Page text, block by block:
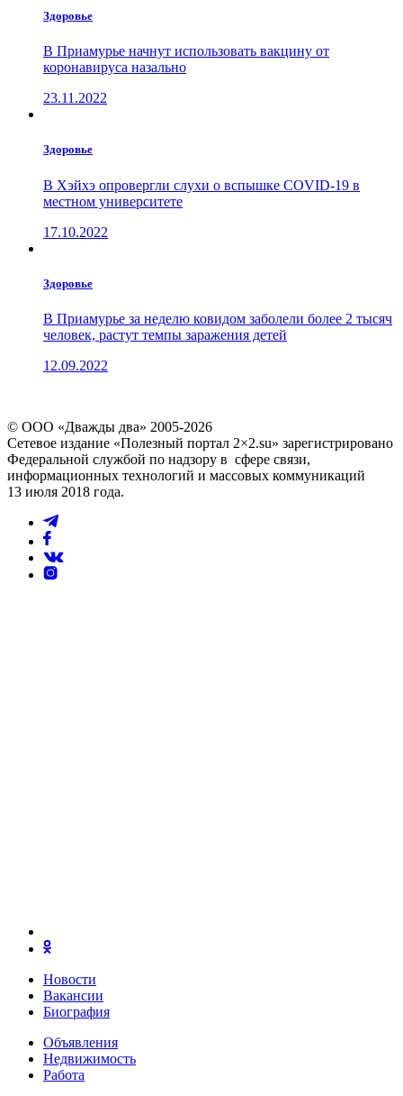
Здоровье
В Приамурье начнут использовать вакцину от
коронавируса назально
23.11.2022
Здоровье
В Хэйхэ опровергли слухи о вспышке COVID-19 в
местном университете
17.10.2022
Здоровье
В Приамурье за неделю ковидом заболели более 2 тысяч
человек, растут темпы заражения детей
12.09.2022
© ООО «Дважды два» 2005-2026
Сетевое издание «Полезный портал 2×2.su» зарегистрировано
Федеральной службой по надзору в сфере связи,
информационных технологий и массовых коммуникаций
13 июля 2018 года.
Новости
Вакансии
Биография
Объявления
Недвижимость
Работа